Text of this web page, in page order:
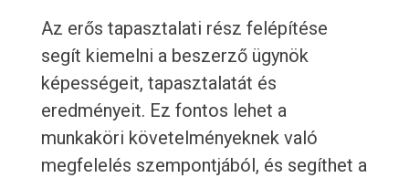
Az erős tapasztalati rész felépítése
segít kiemelni a beszerző ügynök
képességeit, tapasztalatát és
eredményeit. Ez fontos lehet a
munkaköri követelményeknek való
megfelelés szempontjából, és segíthet a